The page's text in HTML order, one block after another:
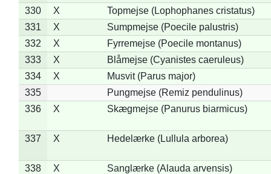
330
X
Topmejse (Lophophanes cristatus)
331
X
Sumpmejse (Poecile palustris)
332
X
Fyrremejse (Poecile montanus)
333
X
Blåmejse (Cyanistes caeruleus)
334
X
Musvit (Parus major)
335
Pungmejse (Remiz pendulinus)
336
X Skægmejse (Panurus biarmicus)
337 X Hedelærke (Lullula arborea)
338 X
Sanglærke (Alauda arvensis)